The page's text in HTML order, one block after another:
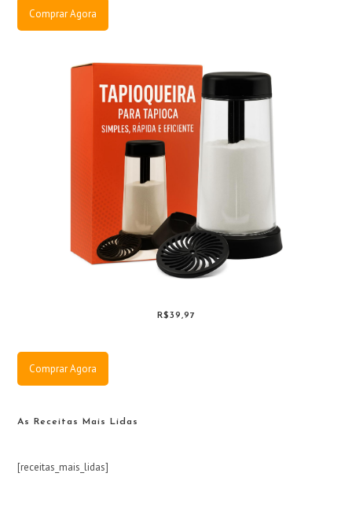
Comprar Agora
R$39,97
Comprar Agora
As Receitas Mais Lidas
[receitas_mais_lidas]